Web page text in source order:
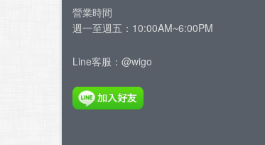
營業時間
週一至週五：10:00AM~6:00PM
Line客服：@wigo